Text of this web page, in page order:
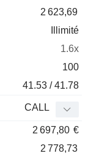
2 623,69
Illimité
1.6x
100
41.53 / 41.78
CALL
2 697,80 €
2 778,73